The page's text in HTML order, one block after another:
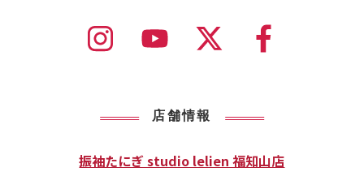
店舗情報
振袖たにぎ studio lelien 福知山店